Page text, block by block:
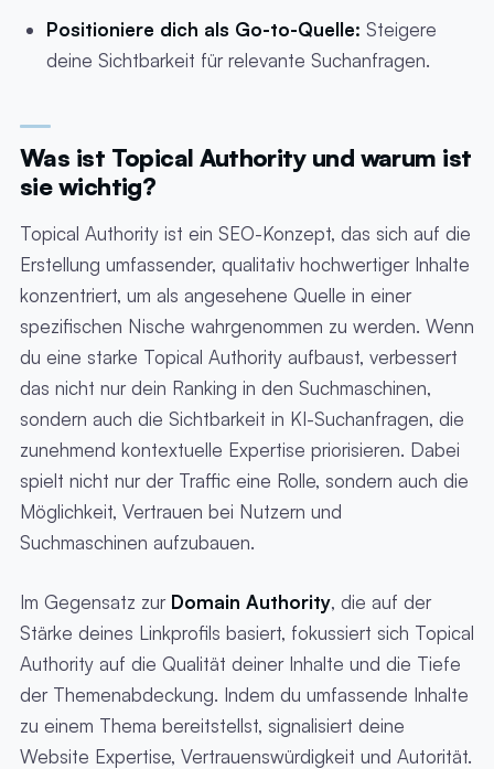
Positioniere dich als Go-to-Quelle: Steigere
deine Sichtbarkeit für relevante Suchanfragen.
Was ist Topical Authority und warum ist
sie wichtig?
Topical Authority ist ein SEO-Konzept, das sich auf die
Erstellung umfassender, qualitativ hochwertiger Inhalte
konzentriert, um als angesehene Quelle in einer
spezifischen Nische wahrgenommen zu werden. Wenn
du eine starke Topical Authority aufbaust, verbessert
das nicht nur dein Ranking in den Suchmaschinen,
sondern auch die Sichtbarkeit in KI-Suchanfragen, die
zunehmend kontextuelle Expertise priorisieren. Dabei
spielt nicht nur der Traffic eine Rolle, sondern auch die
Möglichkeit, Vertrauen bei Nutzern und
Suchmaschinen aufzubauen.
Im Gegensatz zur Domain Authority, die auf der
Stärke deines Linkprofils basiert, fokussiert sich Topical
Authority auf die Qualität deiner Inhalte und die Tiefe
der Themenabdeckung. Indem du umfassende Inhalte
zu einem Thema bereitstellst, signalisiert deine
Website Expertise, Vertrauenswürdigkeit und Autorität.